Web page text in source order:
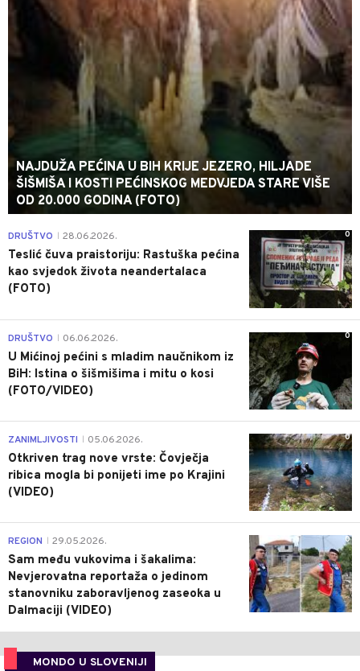
NAJDUŽA PEĆINA U BIH KRIJE JEZERO, HILJADE
ŠIŠMIŠA I KOSTI PEĆINSKOG MEDVJEDA STARE VIŠE
OD 20.000 GODINA (FOTO)
0
DRUŠTVO 28.06.2026.
Teslić čuva praistoriju: Rastuška pećina
kao svjedok života neandertalaca
(FOTO)
0
DRUŠTVO 06.06.2026.
U Mićinoj pećini s mladim naučnikom iz
BiH: Istina o šišmišima i mitu o kosi
(FOTO/VIDEO)
0
ZANIMLJIVOSTI 05.06.2026.
Otkriven trag nove vrste: Čovječja
ribica mogla bi ponijeti ime po Krajini
(VIDEO)
0
REGION 29.05.2026.
Sam među vukovima i šakalima:
Nevjerovatna reportaža o jedinom
stanovniku zaboravljenog zaseoka u
Dalmaciji (VIDEO)
MONDO U SLOVENIJI